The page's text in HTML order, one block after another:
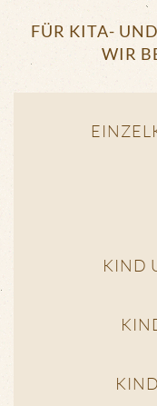
FÜR KITA-
WIR
KIND